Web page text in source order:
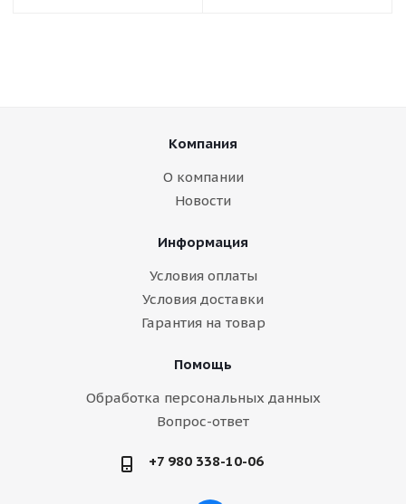
Компания
О компании
Новости
Информация
Условия оплаты
Условия доставки
Гарантия на товар
Помощь
Обработка персональных данных
Вопрос-ответ
+7 980 338-10-06